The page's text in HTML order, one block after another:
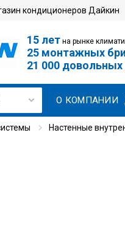
кондиционеров Дайкин
15 лет на рынке
25 монтажных
21 000 довольных
О КОМПАНИИ
Настенные